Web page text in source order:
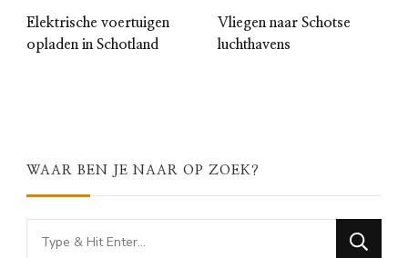
Elektrische voertuigen
opladen in Schotland
Vliegen naar Schotse
luchthavens
WAAR BEN JE NAAR OP ZOEK?
Looking